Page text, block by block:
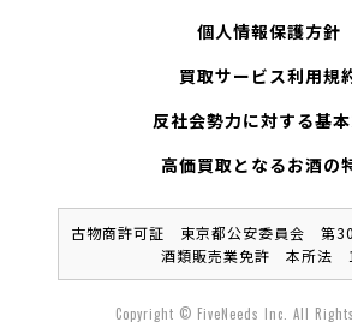
個人情報保護方針
買取サービス利用規
反社会勢力に対する基
高価買取となるお酒の
古物商許可証 東京都公安委員会 第
酒類販売業免許 本所法
Copyright © FiveNeeds Inc. All